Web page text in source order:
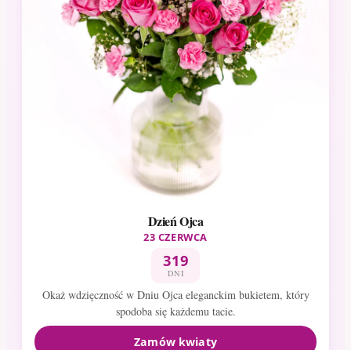
Dzień Ojca
23 CZERWCA
319
DNI
Okaż wdzięczność w Dniu Ojca eleganckim bukietem, który
spodoba się każdemu tacie.
Zamów kwiaty